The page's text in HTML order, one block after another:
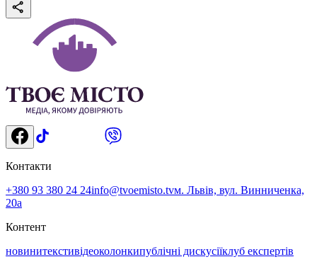
Контакти
+380 93 380 24 24info@tvoemisto.tvм. Львів, вул. Винниченка,
20а
Контент
новинитекстивідеоколонкипублічні дискусіїклуб експертів